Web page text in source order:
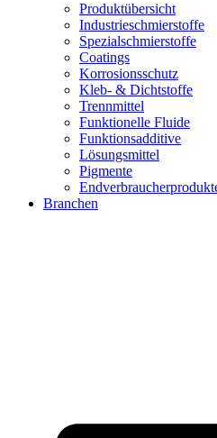
Produktübersicht
Industrieschmierstoffe
Spezialschmierstoffe
Coatings
Korrosionsschutz
Kleb- & Dichtstoffe
Trennmittel
Funktionelle Fluide
Funktionsadditive
Lösungsmittel
Pigmente
Branchen